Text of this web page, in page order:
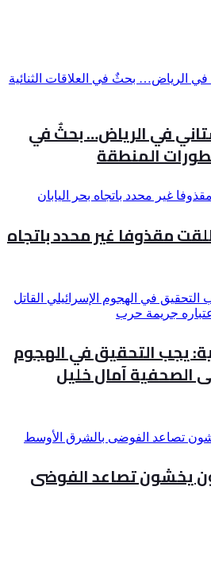
في الرياض… بحثٌ في
المنطقة
مقذوفا غير محدد باتجاه
يجب التحقيق في الهجوم
الصحفية آمال خليل
يخشون تصاعد الفوضى